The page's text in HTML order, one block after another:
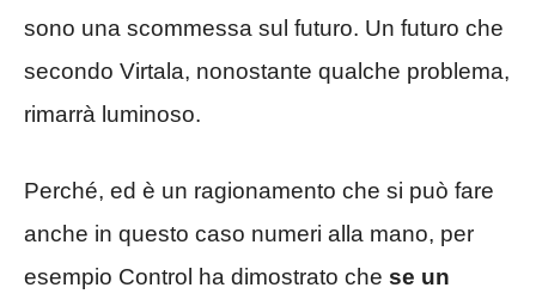
sono una scommessa sul futuro. Un futuro che
secondo Virtala, nonostante qualche problema,
rimarrà luminoso.
Perché, ed è un ragionamento che si può fare
anche in questo caso numeri alla mano, per
esempio Control ha dimostrato che se un